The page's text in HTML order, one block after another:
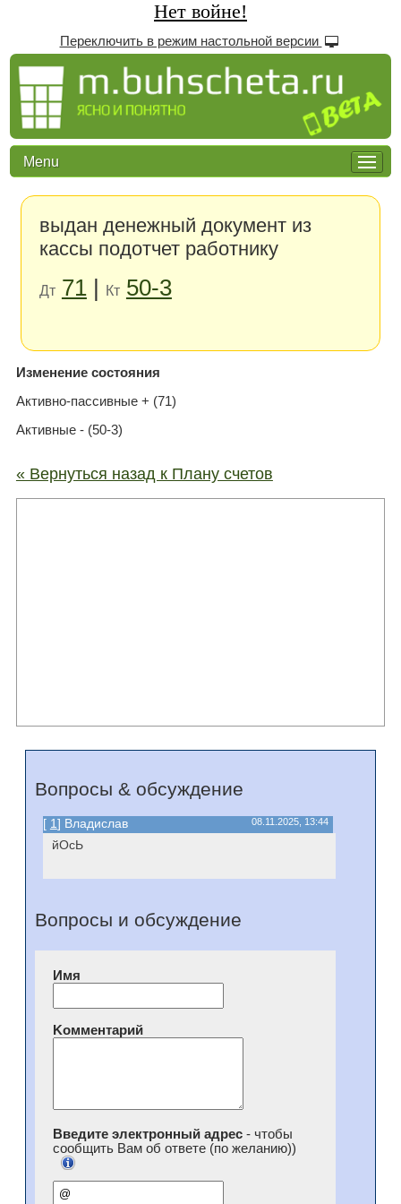
Нет войне!
Переключить в режим настольной версии
Menu
выдан денежный документ из
кассы подотчет работнику
Дт 71| Кт 50-3
Изменение состояния
Активно-пассивные + (71)
Активные - (50-3)
« Вернуться назад к Плану счетов
Вопросы & обсуждение
[ 1] Владислав 08.11.2025, 13:44
йОсЬ
Вопросы и обсуждение
Имя
Kомментарий
Введите электронный адрес- чтобы
сообщить Вам об ответе (по желанию))